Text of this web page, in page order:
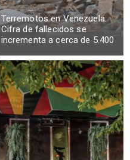
Terremotos en Venezuela:
Cifra de fallecidos se
incrementa a cerca de 5.400